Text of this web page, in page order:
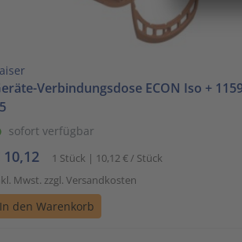
Verbindungsdose ECON Iso +
sofort verfügbar
10,12
1 Stück | 10,12 € / Stück
Mwst. zzgl. Versandkosten
In den Warenkorb